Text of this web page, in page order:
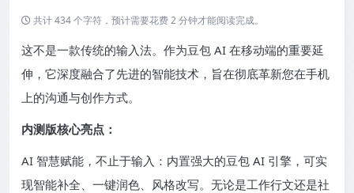
共计 434 个字符，预计需要花费 2 分钟才能阅读完成。
这不是一款传统的输入法。作为豆包 AI 在移动端的重要延
伸，它深度融合了先进的智能技术，旨在彻底革新您在手机
上的沟通与创作方式。
内测版核心亮点：
AI 智慧赋能，不止于输入：内置强大的豆包 AI 引擎，可实
现智能补全、一键润色、风格改写。无论是工作行文还是社